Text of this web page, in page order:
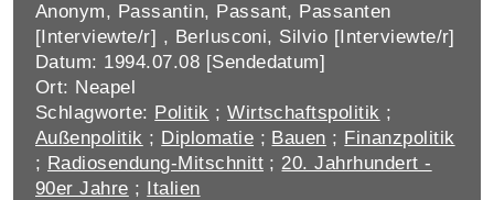
Anonym, Passantin, Passant, Passanten
[Interviewte/r] , Berlusconi, Silvio [Interviewte/r]
Datum: 1994.07.08 [Sendedatum]
Ort: Neapel
Schlagworte: Politik ;Wirtschaftspolitik ;
Außenpolitik ; Diplomatie ; Bauen ; Finanzpolitik
; Radiosendung-Mitschnitt ; 20. Jahrhundert -
90er Jahre ; Italien